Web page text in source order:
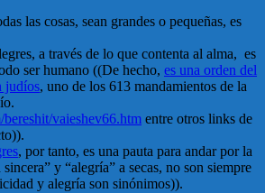
las cosas, sean grandes o pequeñas, es
a través de lo que contenta al alma, es
ser humano ((De hecho, es una orden del
judíos, uno de los 613 mandamientos de la
vaieshev66.htm entre otros links de
, por tanto, es una pauta para andar por la
y “alegría” a secas, no son siempre
y alegría son sinónimos)).